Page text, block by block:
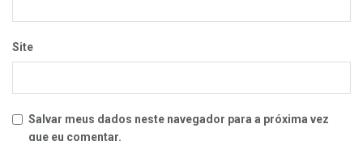
Site
Salvar meus dados neste navegador para a próxima vez
que eu comentar.